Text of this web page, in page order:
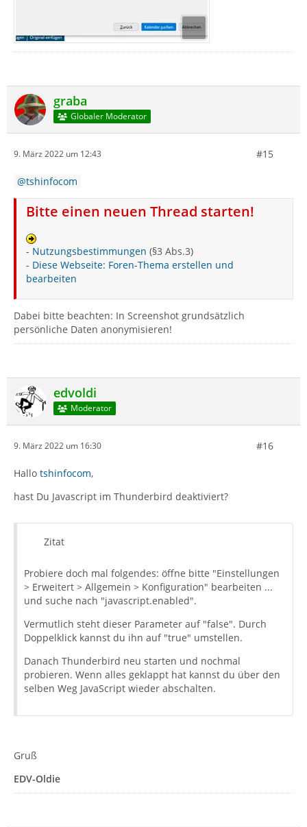
graba
Globaler Moderator
9. März 2022 um 12:43 #15
tshinfocom
Bitte einen neuen Thread starten!
- Nutzungsbestimmungen (§3 Abs.3)
- Diese Webseite: Foren-Thema erstellen und
bearbeiten
Dabei bitte beachten: In Screenshot grundsätzlich
persönliche Daten anonymisieren!
edvoldi
Moderator
9. März 2022 um 16:30 #16
Hallo tshinfocom,
hast Du Javascript im Thunderbird deaktiviert?
Zitat
Probiere doch mal folgendes: öffne bitte "Einstellungen
> Erweitert > Allgemein > Konfiguration" bearbeiten ...
und suche nach "javascript.enabled".
Vermutlich steht dieser Parameter auf "false". Durch
Doppelklick kannst du ihn auf "true" umstellen.
Danach Thunderbird neu starten und nochmal
probieren. Wenn alles geklappt hat kannst du über den
selben Weg JavaScript wieder abschalten.
Gruß
EDV-Oldie